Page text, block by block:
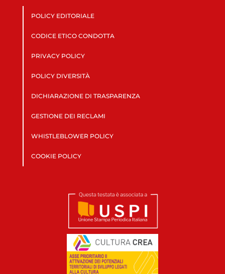
POLICY EDITORIALE
CODICE ETICO CONDOTTA
PRIVACY POLICY
POLICY DIVERSITÀ
DICHIARAZIONE DI TRASPARENZA
GESTIONE DEI RECLAMI
WHISTLEBLOWER POLICY
COOKIE POLICY